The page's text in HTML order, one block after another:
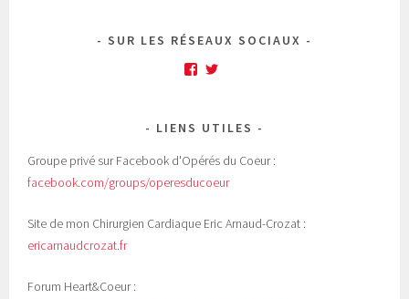
SUR LES RÉSEAUX SOCIAUX
Facebook
LIENS UTILES
Groupe privé sur Facebook d'Opérés du Coeur :
facebook.com/groups/operesducoeur
Site de mon Chirurgien Cardiaque Eric Arnaud-Crozat :
ericarnaudcrozat.fr
Forum Heart&Coeur :